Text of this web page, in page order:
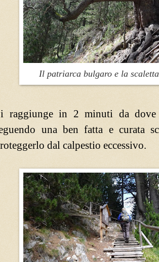
Il patriarca bulgaro e la
raggiunge in 2 minuti da dove
una ben fatta e curata
dal calpestio eccessivo.